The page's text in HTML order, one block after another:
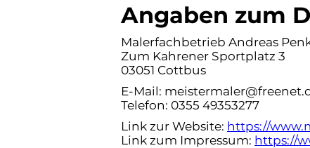
Angaben zum
Malerfachbetrieb Andreas
Zum Kahrener Sportplatz 3
03051 Cottbus
E-Mail:
Telefon: 0355 49353277
Link zur Website: https://
Link zum Impressum: https://